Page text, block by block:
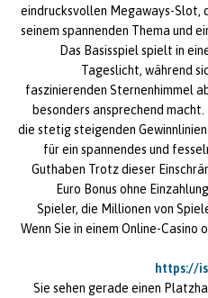
eindrucksvollen Megaways-Slot,
seinem spannenden Thema und
Das Basisspiel spielt in
Tageslicht, während
faszinierenden Sternenhimmel
besonders ansprechend
die stetig steigenden
für ein spannendes und
Guthaben Trotz dieser
Euro Bonus ohne
Spieler, die Millionen von
Wenn Sie in einem Online-Casino
https://
Sie sehen gerade einen